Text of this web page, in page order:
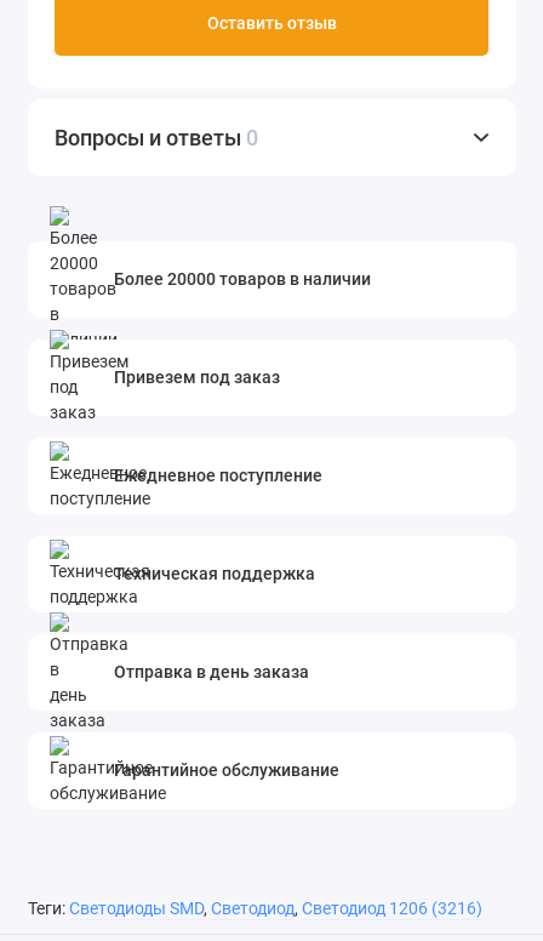
Оставить отзыв
Вопросы и ответы 0
Более 20000 товаров в наличии
Привезем под заказ
Ежедневное поступление
Техническая поддержка
Отправка в день заказа
Гарантийное обслуживание
Теги:Светодиоды SMD, Светодиод, Светодиод 1206 (3216)